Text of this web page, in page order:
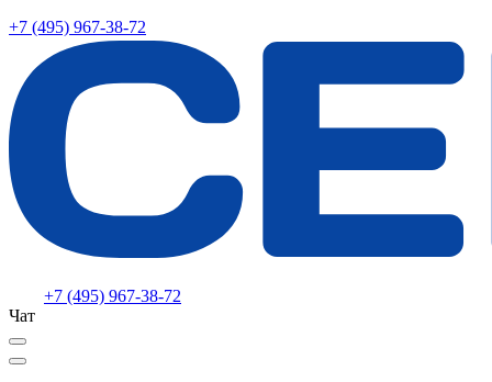
+7 (495) 967-38-72
+7 (495) 967-38-72
Чат